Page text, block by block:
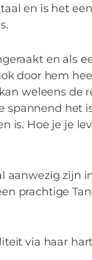
en is het
en als
door hem
weleens de
spannend
is. Hoe je je
aanwezig zijn
prachtige
via haar